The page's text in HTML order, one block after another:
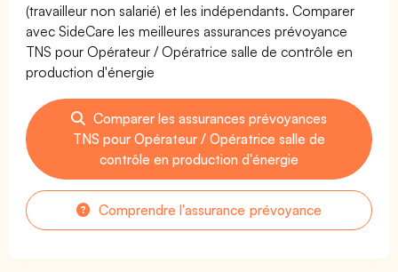
(travailleur non salarié) et les indépendants. Comparer
avec SideCare les meilleures assurances prévoyance
TNS pour Opérateur / Opératrice salle de contrôle en
production d'énergie
Comparer les assurances prévoyances
TNS pour Opérateur / Opératrice salle de
contrôle en production d'énergie
Comprendre l'assurance prévoyance